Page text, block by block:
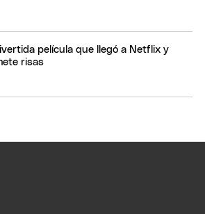
película que llegó a Netflix y
risas